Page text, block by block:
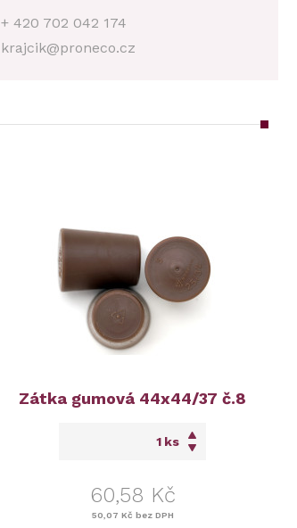
+ 420 702 042 174
krajcik@proneco.cz
Zátka gumová 44x44/37 č.8
ks
60,58 Kč
50,07 Kč bez DPH